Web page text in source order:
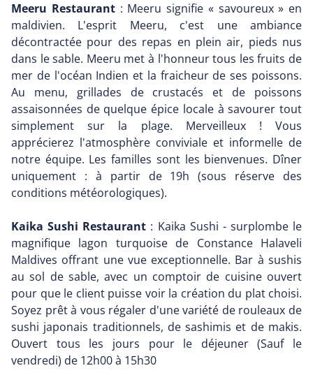
Meeru Restaurant: Meeru signifie « savoureux » en
maldivien. L'esprit Meeru, c'est une ambiance
décontractée pour des repas en plein air, pieds nus
dans le sable. Meeru met à l'honneur tous les fruits de
mer de l'océan Indien et la fraicheur de ses poissons.
Au menu, grillades de crustacés et de poissons
assaisonnées de quelque épice locale à savourer tout
simplement sur la plage. Merveilleux ! Vous
apprécierez l'atmosphère conviviale et informelle de
notre équipe. Les familles sont les bienvenues. Dîner
uniquement : à partir de 19h (sous réserve des
conditions météorologiques).
Kaika Sushi Restaurant : Kaika Sushi - surplombe le
magnifique lagon turquoise de Constance Halaveli
Maldives offrant une vue exceptionnelle. Bar à sushis
au sol de sable, avec un comptoir de cuisine ouvert
pour que le client puisse voir la création du plat choisi.
Soyez prêt à vous régaler d'une variété de rouleaux de
sushi japonais traditionnels, de sashimis et de makis.
Ouvert tous les jours pour le déjeuner (Sauf le
vendredi) de 12h00 à 15h30